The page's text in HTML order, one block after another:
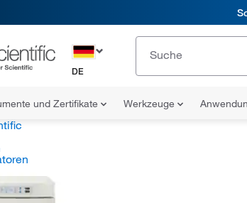
DE
und Zertifikate Werkzeuge